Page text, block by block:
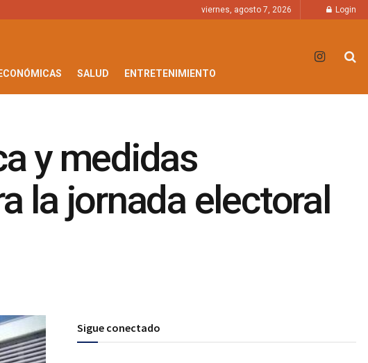
viernes, agosto 7, 2026 Login
ECONÓMICAS SALUD ENTRETENIMIENTO
y medidas
la jornada electoral
Sigue conectado